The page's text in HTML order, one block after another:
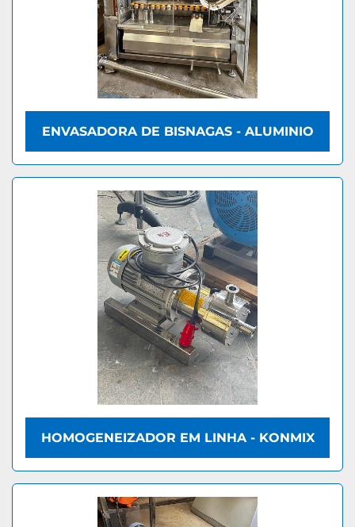
ENVASADORA DE BISNAGAS - ALUMINIO
HOMOGENEIZADOR EM LINHA - KONMIX